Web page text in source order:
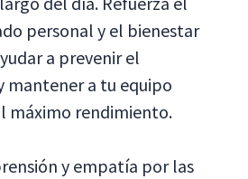
personal y el bienestar
a prevenir el
mantener a tu equipo
máximo rendimiento.
y empatía por las